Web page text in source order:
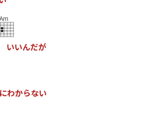
Am
いいんだが
わからない